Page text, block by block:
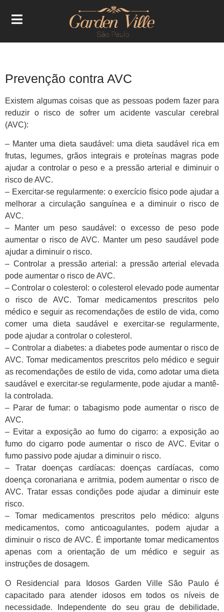
Prevenção contra AVC
Existem algumas coisas que as pessoas podem fazer para
reduzir o risco de sofrer um acidente vascular cerebral
(AVC):
– Manter uma dieta saudável: uma dieta saudável rica em
frutas, legumes, grãos integrais e proteínas magras pode
ajudar a controlar o peso e a pressão arterial e diminuir o
risco de AVC.
– Exercitar-se regularmente: o exercício físico pode ajudar a
melhorar a circulação sanguínea e a diminuir o risco de
AVC.
– Manter um peso saudável: o excesso de peso pode
aumentar o risco de AVC. Manter um peso saudável pode
ajudar a diminuir o risco.
– Controlar a pressão arterial: a pressão arterial elevada
pode aumentar o risco de AVC.
– Controlar o colesterol: o colesterol elevado pode aumentar
o risco de AVC. Tomar medicamentos prescritos pelo
médico e seguir as recomendações de estilo de vida, como
comer uma dieta saudável e exercitar-se regularmente,
pode ajudar a controlar o colesterol.
– Controlar a diabetes: a diabetes pode aumentar o risco de
AVC. Tomar medicamentos prescritos pelo médico e seguir
as recomendações de estilo de vida, como adotar uma dieta
saudável e exercitar-se regularmente, pode ajudar a mantê-
la controlada.
– Parar de fumar: o tabagismo pode aumentar o risco de
AVC.
– Evitar a exposição ao fumo do cigarro: a exposição ao
fumo do cigarro pode aumentar o risco de AVC. Evitar o
fumo passivo pode ajudar a diminuir o risco.
– Tratar doenças cardíacas: doenças cardíacas, como
doença coronariana e arritmia, podem aumentar o risco de
AVC. Tratar essas condições pode ajudar a diminuir este
risco.
– Tomar medicamentos prescritos pelo médico: alguns
medicamentos, como anticoagulantes, podem ajudar a
diminuir o risco de AVC. É importante tomar medicamentos
apenas com a orientação de um médico e seguir as
instruções de dosagem.
O Residencial para Idosos Garden Ville São Paulo é
capacitado para atender idosos em todos os níveis de
necessidade. Independente do seu grau de debilidade,